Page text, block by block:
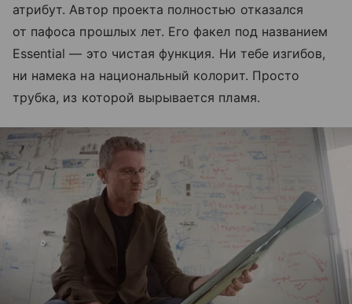
атрибут. Автор проекта полностью отказался
от пафоса прошлых лет. Его факел под названием
Essential — это чистая функция. Ни тебе изгибов,
ни намека на национальный колорит. Просто
трубка, из которой вырывается пламя.